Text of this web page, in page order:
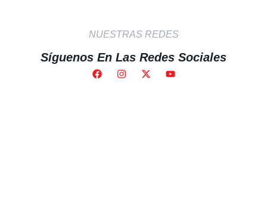
NUESTRAS REDES
Síguenos En Las Redes Sociales